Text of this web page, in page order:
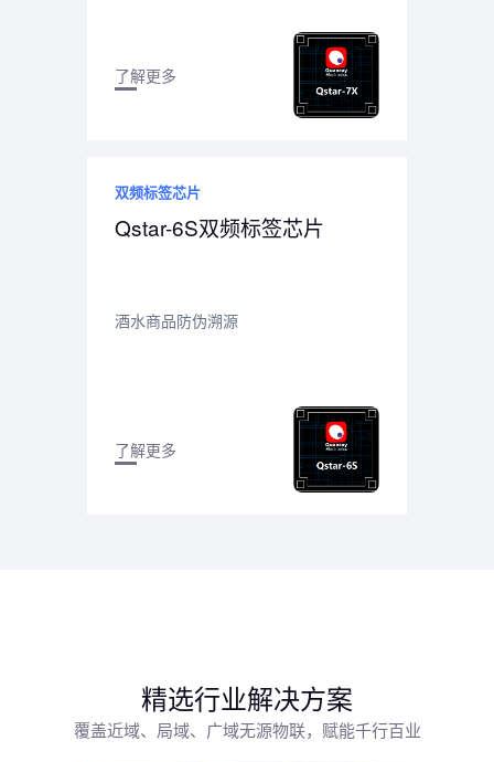
了解更多
双频标签芯片
Qstar-6S双频标签芯片
酒水商品防伪溯源
了解更多
精选行业解决方案
覆盖近域、局域、广域无源物联，赋能千行百业